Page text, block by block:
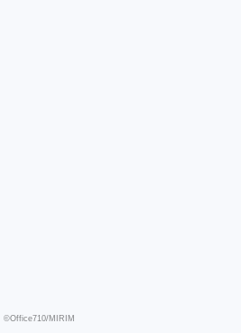
©Office710/MIRIM